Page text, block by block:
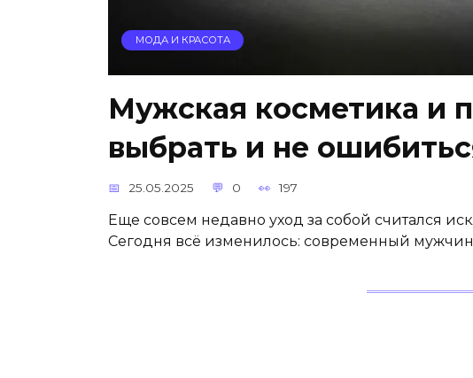
МОДА И КРАСОТА
Мужская косметика и
выбрать и не
25.05.2025 0 197
Еще совсем недавно уход за собой считался
Сегодня всё изменилось: современный